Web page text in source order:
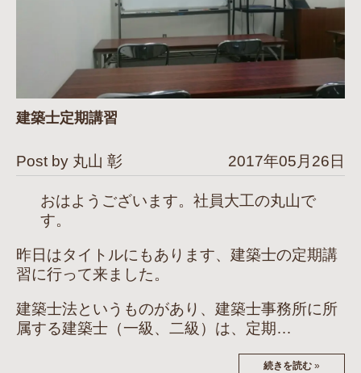
建築士定期講習
Post by 丸山 彰 2017年05月26日
おはようございます。社員大工の丸山で
す。
昨日はタイトルにもあります、建築士の定期講
習に行って来ました。
建築士法というものがあり、建築士事務所に所
属する建築士（一級、二級）は、定期…
続きを読む »